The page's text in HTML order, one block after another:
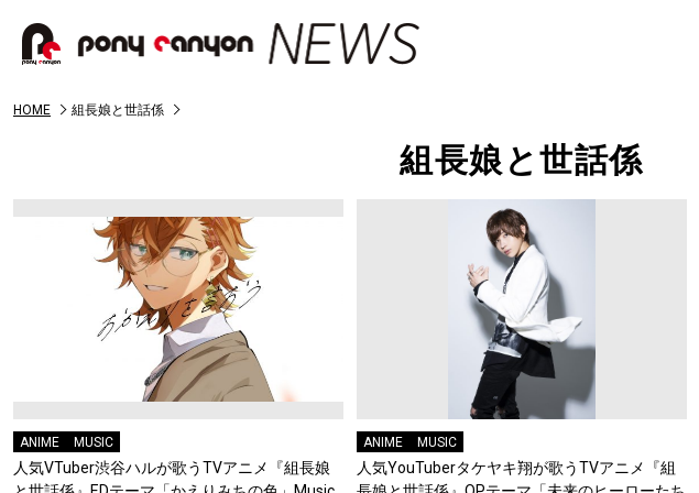
HOME 組長娘と世話係
組長娘と世話係
ANIME MUSIC
人気VTuber渋谷ハルが歌うTVアニメ『組長娘
ANIME MUSIC
人気YouTuberタケヤキ翔が歌うTVアニメ『組